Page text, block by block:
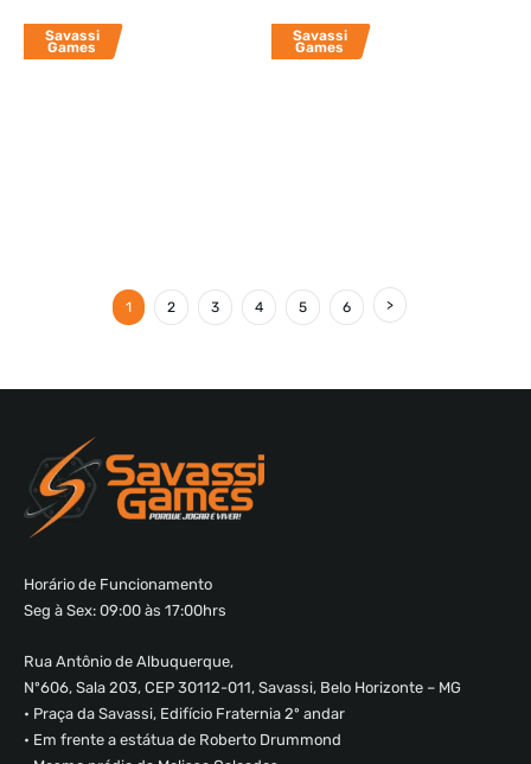
Savassi
Games
Savassi
Games
1 2 3 4 5 6
Horário de Funcionamento
Seg à Sex: 09:00 às 17:00hrs
Rua Antônio de Albuquerque,
Nº606, Sala 203, CEP 30112-011, Savassi, Belo Horizonte – MG
• Praça da Savassi, Edifício Fraternia 2º andar
• Em frente a estátua de Roberto Drummond